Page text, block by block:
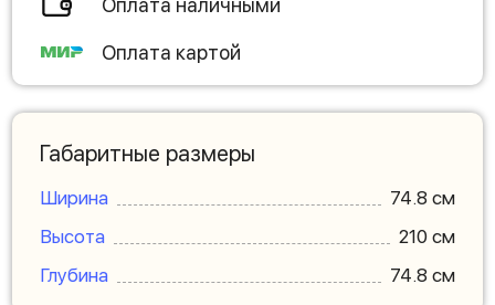
Оплата картой
Габаритные размеры
Ширина
74.8 см
Высота
210 см
Глубина
74.8 см